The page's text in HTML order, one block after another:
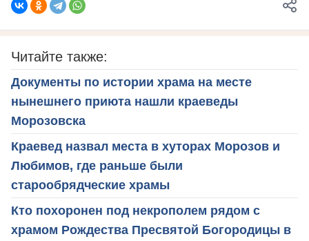
Читайте также:
Документы по истории храма на месте
нынешнего приюта нашли краеведы
Морозовска
Краевед назвал места в хуторах Морозов и
Любимов, где раньше были
старообрядческие храмы
Кто похоронен под некрополем рядом с
храмом Рождества Пресвятой Богородицы в